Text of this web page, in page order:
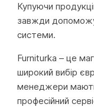
Купуючи
завжди
системи.
Furniturka – це
широкий вибір
менеджери мають
професійний